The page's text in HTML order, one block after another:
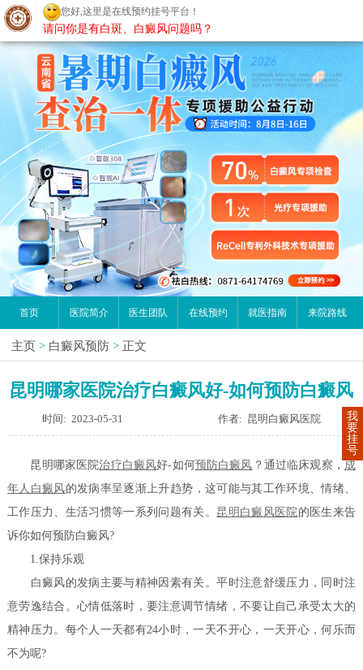
昆明白癜风医院
首页 医院简介 医生团队 在线预约 就医指南 来院路线
主页 > 白癜风预防 > 正文
昆明哪家医院治疗白癜风好-如何预防白癜风
时间: 2023-05-31 作者: 昆明白癜风医院
昆明哪家医院治疗白癜风好-如何预防白癜风 ？通过临床观察， 成
年人白癜风的发病率呈逐渐上升趋势，这可能与其工作环境、情绪、
工作压力、生活习惯等一系列问题有关。 昆明白癜风医院的医生来告
诉你如何预防白癜风?
1.保持乐观
白癜风的发病主要与精神因素有关。平时注意舒缓压力，同时注
意劳逸结合。心情低落时，要注意调节情绪，不要让自己承受太大的
精神压力。每个人一天都有24小时，一天不开心，一天开心，何乐而
不为呢?
我
要
挂
号
您好,这里是在线预约挂号平台！
请问你是有白斑、白癜风问题吗？